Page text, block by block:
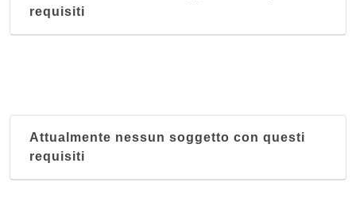
requisiti
Attualmente nessun soggetto con questi
requisiti